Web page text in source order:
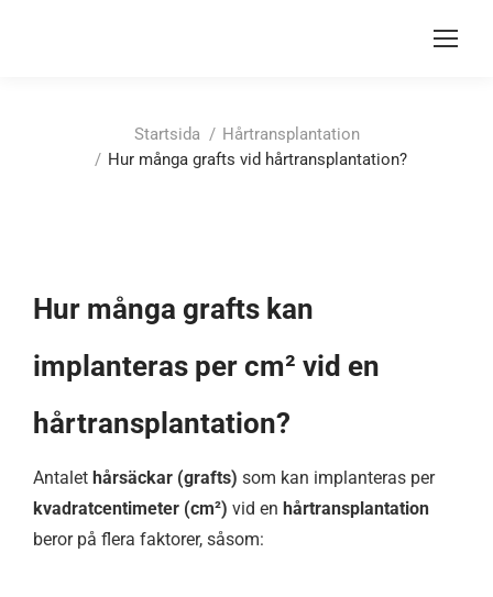
Startsida
Hårtransplantation
Hur många grafts vid hårtransplantation?
Hur många grafts kan
implanteras per cm² vid en
hårtransplantation?
Antalet hårsäckar (grafts) som kan implanteras per
kvadratcentimeter (cm²) vid en hårtransplantation
beror på flera faktorer, såsom: